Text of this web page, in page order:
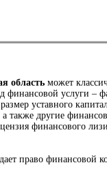
область может
финансовой услуги –
уставного
также другие
финансового
право финансовой